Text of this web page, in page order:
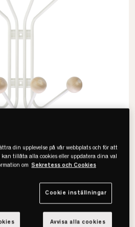
din upplevelse på vår webbplats och för att
tillåta alla cookies eller uppdatera dina val
om Sekretess och Cookies
Cookie inställningar
Avvisa alla cookies